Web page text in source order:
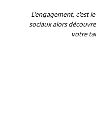
L'engagement, c'est
sociaux alors
votre